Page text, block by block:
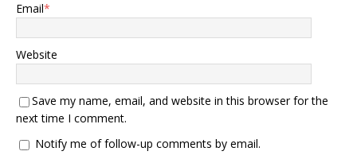
Email*
Website
Save my name, email, and website in this browser for the
next time I comment.
Notify me of follow-up comments by email.